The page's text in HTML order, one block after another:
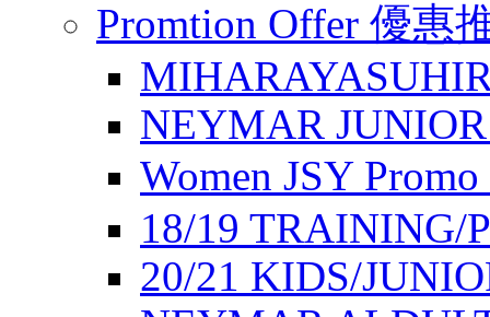
Promtion Offer 優惠
NEYMAR
Women JSY
18/19 TRAINING/
20/21 KIDS/